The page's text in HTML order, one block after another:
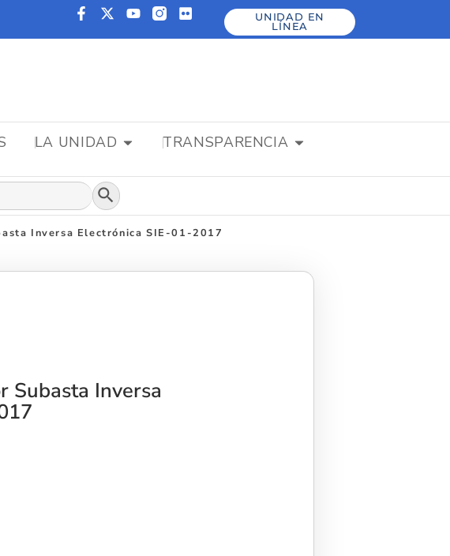
UNIDAD EN
LÍNEA
LA UNIDAD TRANSPARENCIA
Botón de búsqueda
Inversa Electrónica SIE-01-2017
Subasta Inversa